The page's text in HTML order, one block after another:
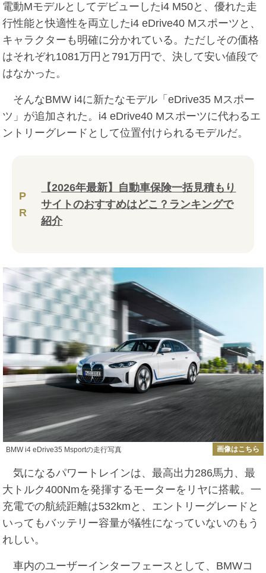
電動Mモデルとしてデビューしたi4 M50と、優れた走
行性能と快適性を両立したi4 eDrive40 Mスポーツと、
キャラクターも明確に分かれている。ただしその価格
はそれぞれ1081万円と791万円で、決して安い値段で
はなかった。
そんなBMW i4に新たなモデル「eDrive35 Mスポー
ツ」が追加された。i4 eDrive40 Mスポーツに代わるエ
ントリーグレードとして位置付けられるモデルだ。
P
R
【2026年最新】自動車保険一括見積もり
サイトのおすすめはどこ？ランキングで
紹介
BMW i4 eDrive35 Msportの走行写真 画像はこちら
気になるパワートレインは、最高出力286馬力、最
大トルク400Nmを発揮するモーターをリヤに搭載。一
充電での航続距離は532kmと、エントリーグレードと
いってもバッテリー容量が犠牲になっていないのもう
れしい。
車内のユーザーインターフェースとして、BMWコ